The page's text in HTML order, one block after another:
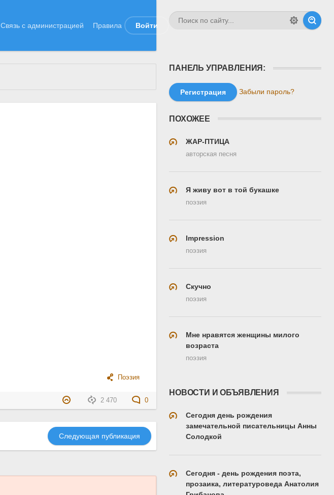
Связь с администрацией Правила Войти
Поэзия
2 470 0
Следующая публикация
ПАНЕЛЬ УПРАВЛЕНИЯ:
Регистрация Забыли пароль?
ПОХОЖЕЕ
ЖАР-ПТИЦА
авторская песня
Я живу вот в той букашке
поэзия
Impression
поэзия
Скучно
поэзия
Мне нравятся женщины милого
возраста
поэзия
НОВОСТИ И ОБЪЯВЛЕНИЯ
Сегодня день рождения
замечательной писательницы Анны
Солодкой
Сегодня - день рождения поэта,
прозаика, литературоведа Анатолия